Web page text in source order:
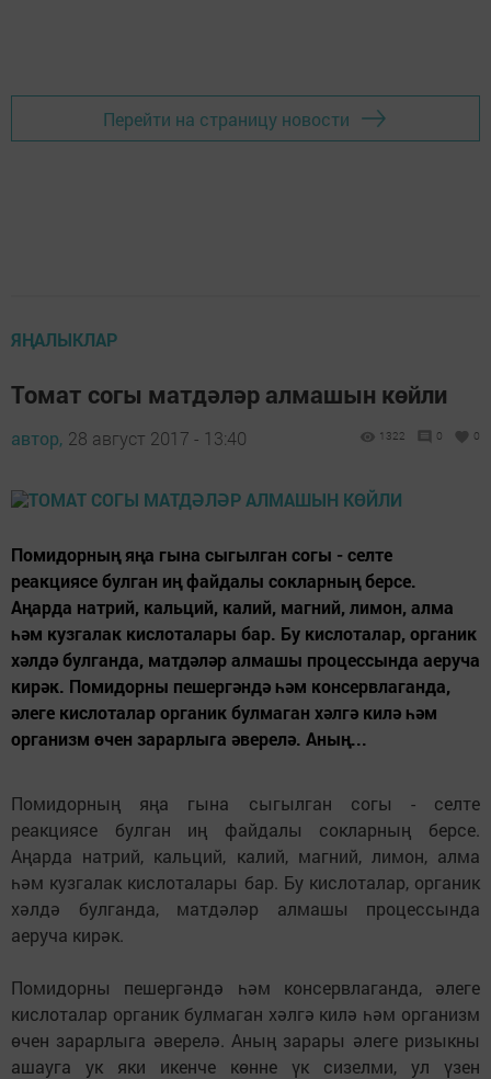
Перейти на страницу новости
ЯҢАЛЫКЛАР
Томат согы матдәләр алмашын көйли
автор, 28 август 2017 - 13:40 1322 0 0
Помидорның яңа гына сыгылган согы - селте
реакциясе булган иң файдалы сокларның берсе.
Аңарда натрий, кальций, калий, магний, лимон, алма
һәм кузгалак кислоталары бар. Бу кислоталар, органик
хәлдә булганда, матдәләр алмашы процессында аеруча
кирәк. Помидорны пешергәндә һәм консервлаганда,
әлеге кислоталар органик булмаган хәлгә килә һәм
организм өчен зарарлыга әверелә. Аның...
Помидорның яңа гына сыгылган согы - селте
реакциясе булган иң файдалы сокларның берсе.
Аңарда натрий, кальций, калий, магний, лимон, алма
һәм кузгалак кислоталары бар. Бу кислоталар, органик
хәлдә булганда, матдәләр алмашы процессында
аеруча кирәк.
Помидорны пешергәндә һәм консервлаганда, әлеге
кислоталар органик булмаган хәлгә килә һәм организм
өчен зарарлыга әверелә. Аның зарары әлеге ризыкны
ашауга ук яки икенче көнне үк сизелми, ул үзен